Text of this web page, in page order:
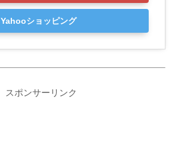
Yahooショッピング
スポンサーリンク